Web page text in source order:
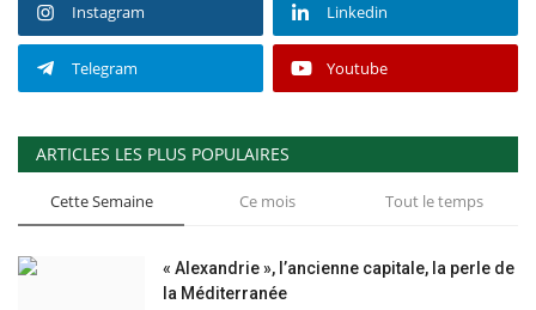
Instagram Linkedin
Telegram Youtube
ARTICLES LES PLUS POPULAIRES
Cette Semaine Ce mois Tout le temps
« Alexandrie », l’ancienne capitale, la perle de
la Méditerranée